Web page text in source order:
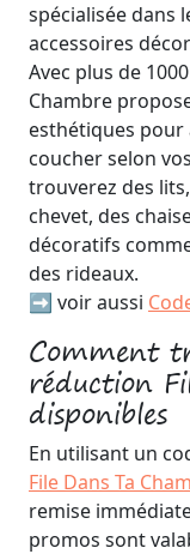
spécialisée dans
accessoires
Avec plus de
Chambre
esthétiques pour
coucher selon
trouverez des
chevet, des
décoratifs
des rideaux.
➡️ voir aussi
Comment
réduction
disponibles
En utilisant un
File Dans Ta
remise
promos sont